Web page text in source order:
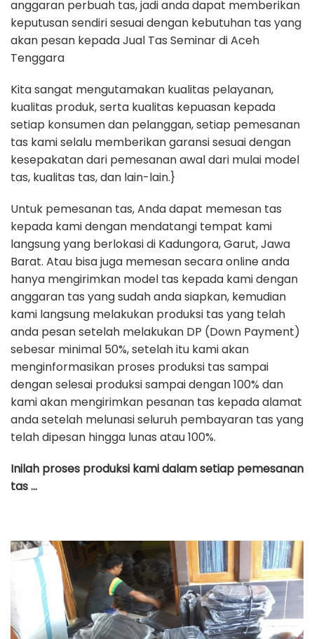
anggaran perbuah tas, jadi anda dapat memberikan
keputusan sendiri sesuai dengan kebutuhan tas yang
akan pesan kepada Jual Tas Seminar di Aceh
Tenggara
Kita sangat mengutamakan kualitas pelayanan,
kualitas produk, serta kualitas kepuasan kepada
setiap konsumen dan pelanggan, setiap pemesanan
tas kami selalu memberikan garansi sesuai dengan
kesepakatan dari pemesanan awal dari mulai model
tas, kualitas tas, dan lain-lain.}
Untuk pemesanan tas, Anda dapat memesan tas
kepada kami dengan mendatangi tempat kami
langsung yang berlokasi di Kadungora, Garut, Jawa
Barat. Atau bisa juga memesan secara online anda
hanya mengirimkan model tas kepada kami dengan
anggaran tas yang sudah anda siapkan, kemudian
kami langsung melakukan produksi tas yang telah
anda pesan setelah melakukan DP (Down Payment)
sebesar minimal 50%, setelah itu kami akan
menginformasikan proses produksi tas sampai
dengan selesai produksi sampai dengan 100% dan
kami akan mengirimkan pesanan tas kepada alamat
anda setelah melunasi seluruh pembayaran tas yang
telah dipesan hingga lunas atau 100%.
Inilah proses produksi kami dalam setiap pemesanan
tas …